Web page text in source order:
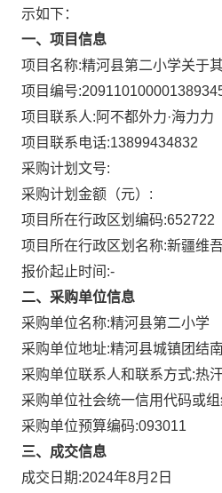
示如下：
一、项目信息
项目名称:精河县第二小学关于
项目编号:
项目联系人: 阿不都外力·海力力
项目联系电话:13899434832
采购计划文号:
采购计划金额（元）:
项目所在行政区划编码:652722
项目所在行政区划名称:新疆维
报价起止时间:-
二、采购单位信息
采购单位名称:精河县第二小学
采购单位地址:精河县城镇团结
采购单位联系人和联系方式:热
采购单位社会统一信用代码或
采购单位预算编码:093011
三、成交信息
成交日期:2024年8月2日